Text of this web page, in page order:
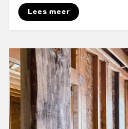
Lees meer